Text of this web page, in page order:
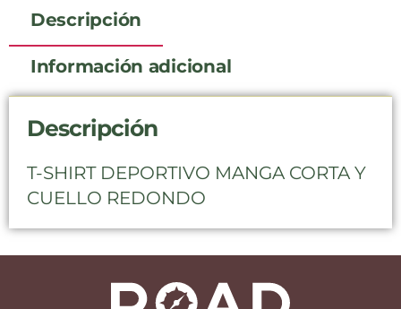
Descripción
Información adicional
Descripción
T-SHIRT DEPORTIVO MANGA CORTA Y
CUELLO REDONDO